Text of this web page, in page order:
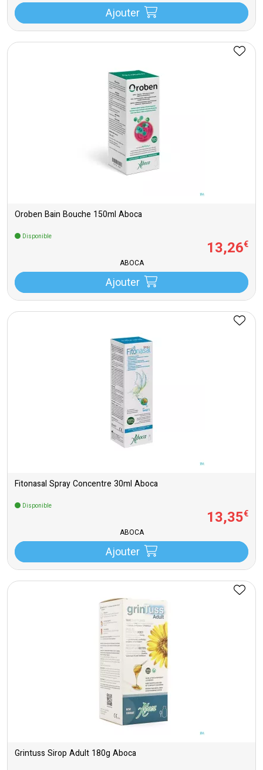
Ajouter
Oroben Bain Bouche 150ml Aboca
Disponible
13,26€
ABOCA
Ajouter
Fitonasal Spray Concentre 30ml Aboca
Disponible
13,35€
ABOCA
Ajouter
Grintuss Sirop Adult 180g Aboca